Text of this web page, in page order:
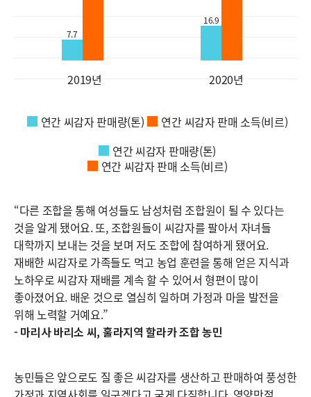
7.7
2019년
16.9
2020년
연간 씨감자 판매량(톤)
연간 씨감자 판매 소득(비르)
연간 씨감자 판매량(톤)
연간 씨감자 판매 소득(비르)
“다른 조합을 통해 여성들도 남성처럼 조합원이 될 수 있다는
것을 알게 됐어요. 또, 조합원들이 씨감자를 팔아서 자녀들
대학까지 보내는 것을 보며 저도 조합에 참여하게 됐어요.
재배한 씨감자로 가족들도 먹고 농업 훈련을 통해 얻은 지식과
노하우로 씨감자 재배를 계속 할 수 있어서 형편이 많이
좋아졌어요. 배운 것으로 열심히 일하며 가정과 마을 발전을
위해 노력할 거예요.”
- 마리사 바리소 씨, 훌라지역 할라카 조합 농민
농민들은 앞으로도 질 좋은 씨감자를 생산하고 판매하여 풍성한